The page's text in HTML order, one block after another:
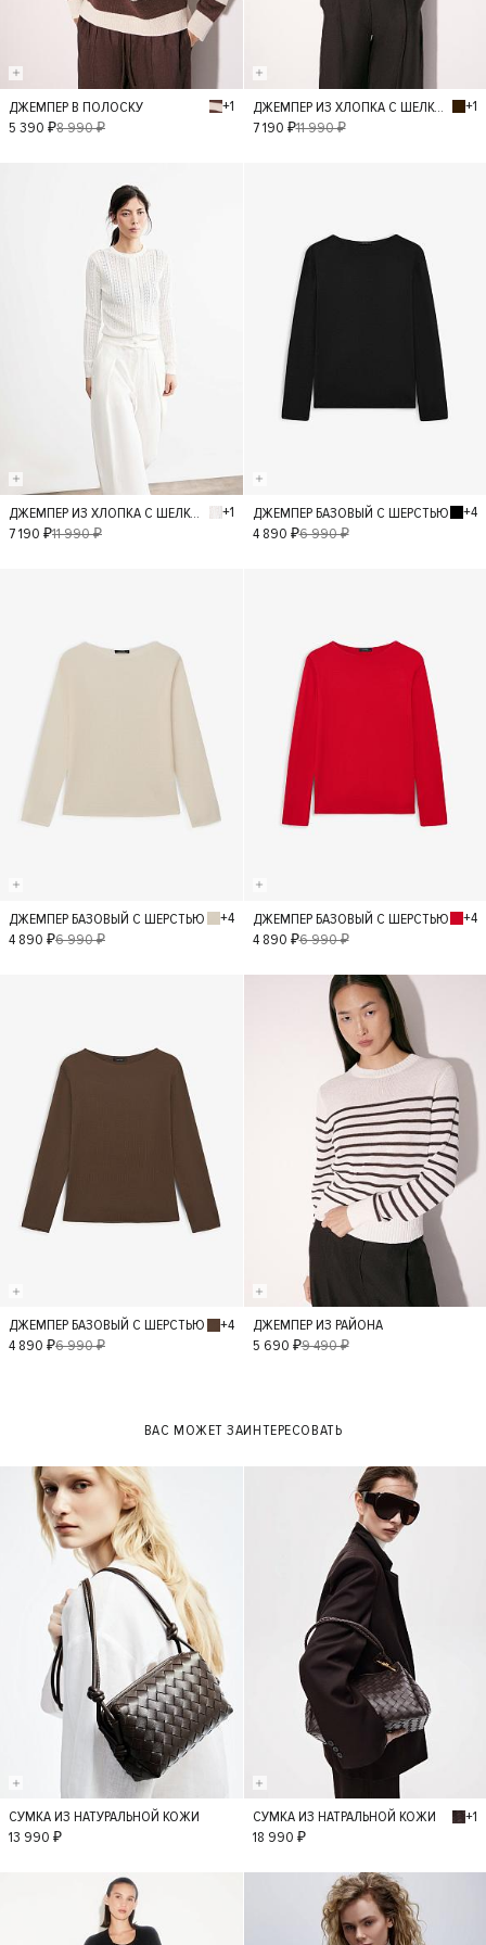
L M
ДЖЕМПЕР В ПОЛОСКУ
+1
5 390 ₽8 990 ₽ S L
ДЖЕМПЕР ИЗ ХЛОПКА С ШЕЛКОМ
+1
7 190 ₽11 990 ₽
S L
ДЖЕМПЕР ИЗ ХЛОПКА С ШЕЛКОМ
+1
7 190 ₽11 990 ₽ S L
ДЖЕМПЕР БАЗОВЫЙ С ШЕРСТЬЮ
+4
4 890 ₽6 990 ₽
S L
ДЖЕМПЕР БАЗОВЫЙ С ШЕРСТЬЮ
+4
4 890 ₽6 990 ₽ S L
XS
ДЖЕМПЕР БАЗОВЫЙ С ШЕРСТЬЮ
+4
4 890 ₽6 990 ₽
S L
ДЖЕМПЕР БАЗОВЫЙ С ШЕРСТЬЮ
+4
4 890 ₽6 990 ₽ S L
ДЖЕМПЕР ИЗ РАЙОНА
5 690 ₽9 490 ₽
ВАС МОЖЕТ ЗАИНТЕРЕСОВАТЬ
S
СУМКА ИЗ НАТУРАЛЬНОЙ КОЖИ
13 990 ₽
S
СУМКА ИЗ НАТРАЛЬНОЙ КОЖИ
+1
18 990 ₽